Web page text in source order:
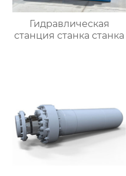
Гидравлическая
станция станка станка